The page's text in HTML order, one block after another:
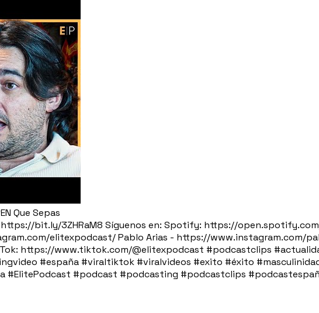
Que Sepas
https://bit.ly/3ZHRaM8 Síguenos en: Spotify: https://
elitexpodcast/ Pablo Arias - https://www.instagram.com/
https://www.tiktok.com/@elitexpodcast #podcastclips
#españa #viraltiktok #viralvideos #exito #éxito
#ElitePodcast #podcast #podcasting #podcastclips